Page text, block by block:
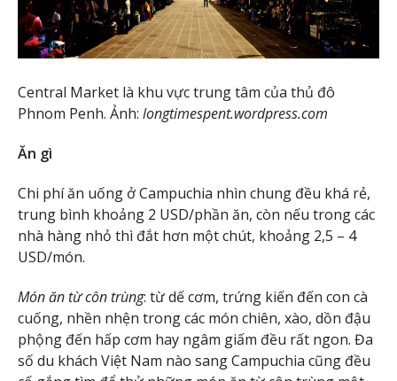
Central Market là khu vực trung tâm của thủ đô
Phnom Penh. Ảnh: longtimespent.wordpress.com
Ăn gì
Chi phí ăn uống ở Campuchia nhìn chung đều khá rẻ,
trung bình khoảng 2 USD/phần ăn, còn nếu trong các
nhà hàng nhỏ thì đắt hơn một chút, khoảng 2,5 – 4
USD/món.
Món ăn từ côn trùng: từ dế cơm, trứng kiến đến con cà
cuống, nhền nhện trong các món chiên, xào, dồn đậu
phộng đến hấp cơm hay ngâm giấm đều rất ngon. Đa
số du khách Việt Nam nào sang Campuchia cũng đều